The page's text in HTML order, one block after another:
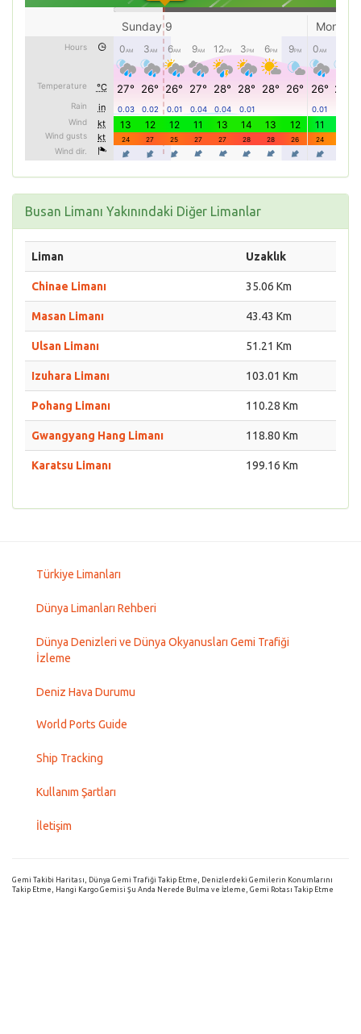
Busan Limanı Yakınındaki Diğer Limanlar
Liman Uzaklık
Chinae Limanı 35.06 Km
Masan Limanı 43.43 Km
Ulsan Limanı 51.21 Km
Izuhara Limanı 103.01 Km
Pohang Limanı 110.28 Km
Gwangyang Hang Limanı 118.80 Km
Karatsu Limanı 199.16 Km
Türkiye Limanları
Dünya Limanları Rehberi
Dünya Denizleri ve Dünya Okyanusları Gemi Trafiği
İzleme
Deniz Hava Durumu
World Ports Guide
Ship Tracking
Kullanım Şartları
İletişim
Gemi Takibi Haritası, Dünya Gemi Trafiği Takip Etme, Denizlerdeki Gemilerin Konumlarını
Takip Etme, Hangi Kargo Gemisi Şu Anda Nerede Bulma ve İzleme, Gemi Rotası Takip Etme